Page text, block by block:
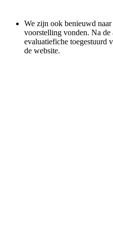
We zijn ook benieuwd
voorstelling vonden. Na
evaluatiefiche toegestuurd
de website.